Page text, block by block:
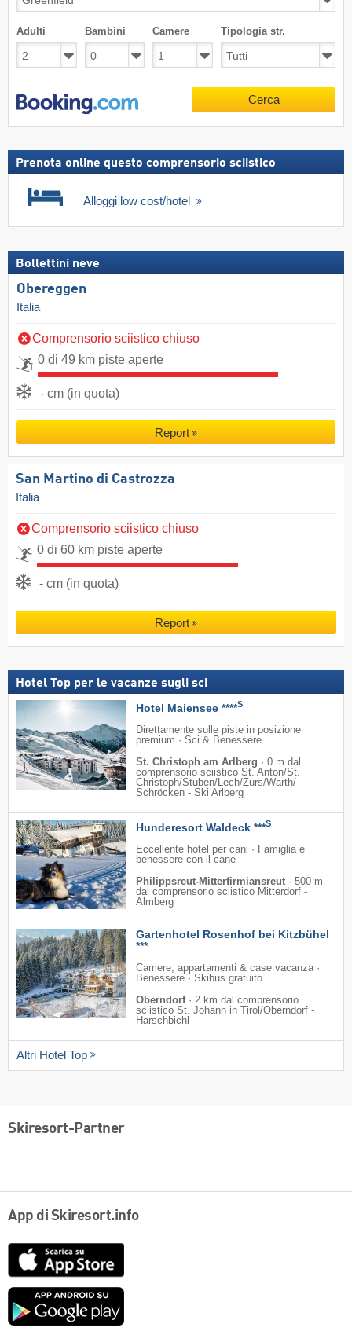
Adulti Bambini Camere Tipologia str.
Cerca
Prenota online questo comprensorio sciistico
Alloggi low cost/hotel
Bollettini neve
Obereggen
Italia
Comprensorio sciistico chiuso
0 di 49 km piste aperte
- cm (in quota)
Report
San Martino di Castrozza
Italia
Comprensorio sciistico chiuso
0 di 60 km piste aperte
- cm (in quota)
Report
Hotel Top per le vacanze sugli sci
Hotel Maiensee ****S
Direttamente sulle piste in posizione
premium · Sci & Benessere
St. Christoph am Arlberg · 0 m dal
comprensorio sciistico St. Anton/​St.
Christoph/​Stuben/​Lech/​Zürs/​Warth/​
Schröcken - Ski Arlberg
Hunderesort Waldeck ***S
Eccellente hotel per cani · Famiglia e
benessere con il cane
Philippsreut-Mitterfirmiansreut · 500 m
dal comprensorio sciistico Mitterdorf -
Almberg
Gartenhotel Rosenhof bei Kitzbühel
***
Camere, appartamenti & case vacanza ·
Benessere · Skibus gratuito
Oberndorf · 2 km dal comprensorio
sciistico St. Johann in Tirol/​Oberndorf -
Harschbichl
Altri Hotel Top
Skiresort-Partner
App di Skiresort.info
Google